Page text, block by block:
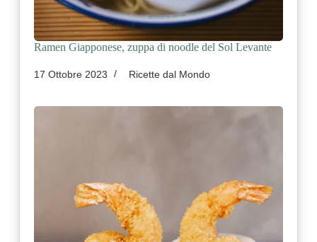
Ramen Giapponese, zuppa di noodle del Sol Levante
17 Ottobre 2023 Ricette dal Mondo